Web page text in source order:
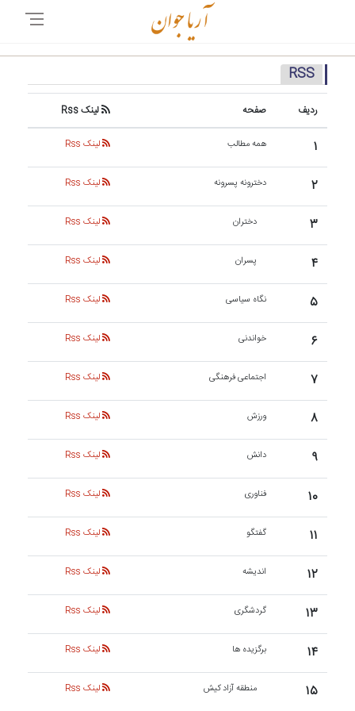
RSS
ردیف صفحه لینک Rss
۱ همه مطالب لینک Rss
۲ دخترونه پسرونه لینک Rss
۳ دختران لینک Rss
۴ پسران لینک Rss
۵ نگاه سیاسی لینک Rss
۶ خواندنی لینک Rss
۷ اجتماعی فرهنگی لینک Rss
۸ ورزش لینک Rss
۹ دانش لینک Rss
۱۰ فناوری لینک Rss
۱۱ گفتگو لینک Rss
۱۲ اندیشه لینک Rss
۱۳ گردشگری لینک Rss
۱۴ برگزیده ها لینک Rss
۱۵ منطقه آزاد کیش لینک Rss